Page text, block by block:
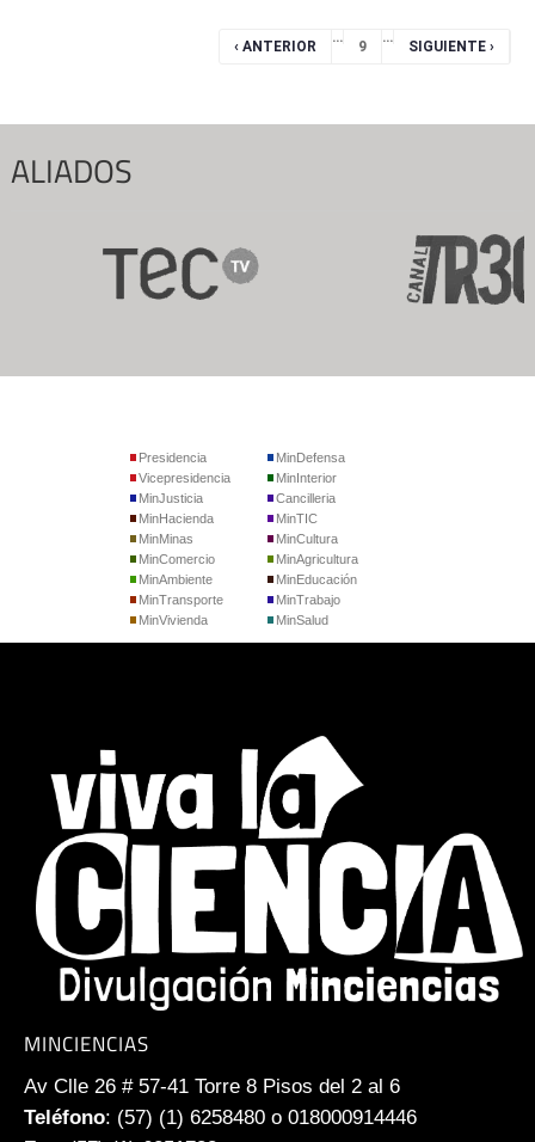
‹ ANTERIOR
…
9
…
SIGUIENTE ›
ALIADOS
Presidencia
Vicepresidencia
MinJusticia
MinDefensa
MinInterior
Cancilleria
MinHacienda
MinMinas
MinComercio
MinTIC
MinCultura
MinAgricultura
MinAmbiente
MinTransporte
MinVivienda
MinEducación
MinTrabajo
MinSalud
MINCIENCIAS
Av Clle 26 # 57-41 Torre 8 Pisos del 2 al 6
Teléfono: (57) (1) 6258480 o 018000914446